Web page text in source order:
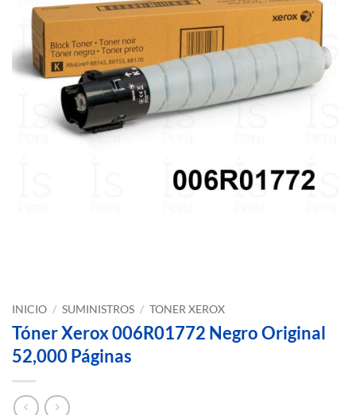
INICIO / SUMINISTROS / TONER XEROX
Tóner Xerox 006R01772 Negro Original
52,000 Páginas